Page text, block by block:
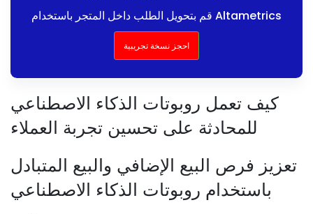
قم بتحويل الطلب داخل المتجر باستخدام Altametrics
احجز نسخة تجريبية
كيف تعمل روبوتات الذكاء الاصطناعي
للمحادثة على تحسين تجربة العملاء
تعزيز فرص البيع الإضافي والبيع المتبادل
باستخدام روبوتات الذكاء الاصطناعي